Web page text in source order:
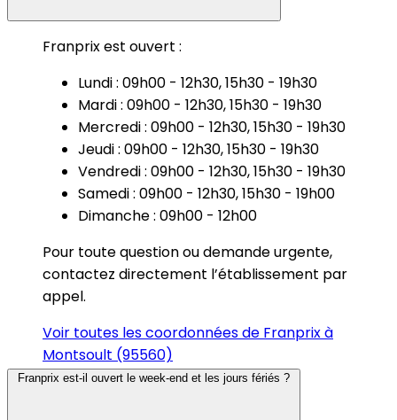
Franprix est ouvert :
Lundi : 09h00 - 12h30, 15h30 - 19h30
Mardi : 09h00 - 12h30, 15h30 - 19h30
Mercredi : 09h00 - 12h30, 15h30 - 19h30
Jeudi : 09h00 - 12h30, 15h30 - 19h30
Vendredi : 09h00 - 12h30, 15h30 - 19h30
Samedi : 09h00 - 12h30, 15h30 - 19h00
Dimanche : 09h00 - 12h00
Pour toute question ou demande urgente,
contactez directement l’établissement par
appel.
Voir toutes les coordonnées de Franprix à
Montsoult (95560)
Franprix est-il ouvert le week-end et les jours fériés ?